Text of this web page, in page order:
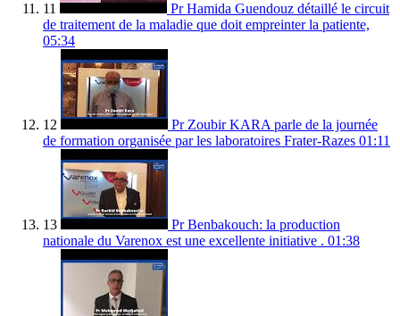
11
Pr Hamida Guendouz détaillé le circuit
de traitement de la maladie que doit empreinter la patiente,
05:34
12
Pr Zoubir KARA parle de la journée
de formation organisée par les laboratoires Frater-Razes 01:11
13
Pr Benbakouch: la production
nationale du Varenox est une excellente initiative . 01:38